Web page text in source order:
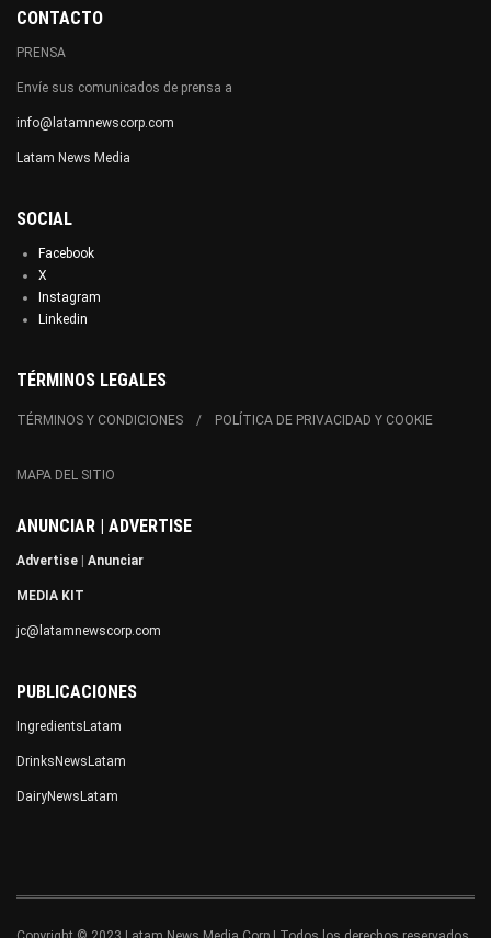
CONTACTO
PRENSA
Envíe sus comunicados de prensa a
info@latamnewscorp.com
Latam News Media
SOCIAL
Facebook
X
Instagram
Linkedin
TÉRMINOS LEGALES
TÉRMINOS Y CONDICIONES POLÍTICA DE PRIVACIDAD Y COOKIE
MAPA DEL SITIO
ANUNCIAR | ADVERTISE
Advertise Anunciar
MEDIA KIT
jc@latamnewscorp.com
PUBLICACIONES
IngredientsLatam
DrinksNewsLatam
DairyNewsLatam